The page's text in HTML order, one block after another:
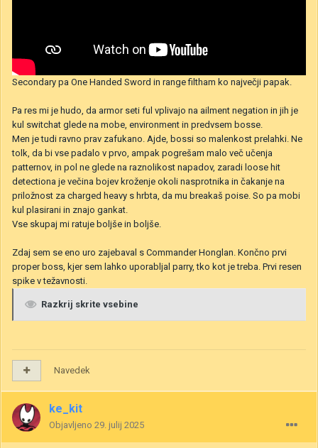
Secondary pa One Handed Sword in range filtham ko največji papak.
Pa res mi je hudo, da armor seti ful vplivajo na ailment negation in jih je
kul switchat glede na mobe, environment in predvsem bosse.
Men je tudi ravno prav zafukano. Ajde, bossi so malenkost prelahki. Ne
tolk, da bi vse padalo v prvo, ampak pogrešam malo več učenja
patternov, in pol ne glede na raznolikost napadov, zaradi loose hit
detectiona je večina bojev kroženje okoli nasprotnika in čakanje na
priložnost za charged heavy s hrbta, da mu breakaš poise. So pa mobi
kul plasirani in znajo gankat.
Vse skupaj mi ratuje boljše in boljše.
Zdaj sem se eno uro zajebaval s Commander Honglan. Končno prvi
proper boss, kjer sem lahko uporabljal parry, tko kot je treba. Prvi resen
spike v težavnosti.
Razkrij skrite vsebine
Navedek
ke_kit
Objavljeno 29. julij 2025